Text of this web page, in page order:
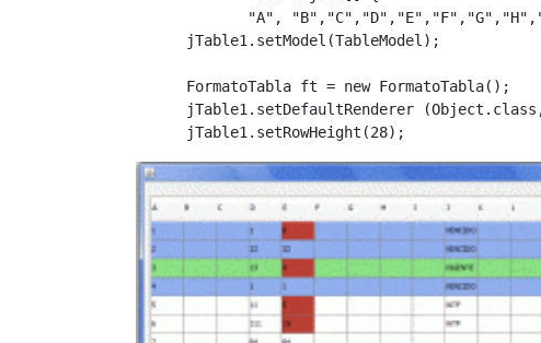
"A",
        jTable1.setModel(TableModel);
FormatoTabla ft = new
jTable1.setDefaultRenderer
        jTable1.setRowHeight(28);